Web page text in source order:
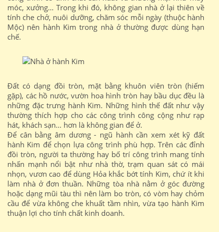
móc, xưởng… Trong khi đó, không gian nhà ở lại thiên về
tính che chở, nuôi dưỡng, chăm sóc mỗi ngày (thuộc hành
Mộc) nên hành Kim trong nhà ở thường được dùng hạn
chế.
Đất có dạng đồi tròn, mặt bằng khuôn viên tròn (hiếm
gặp), các hồ nước, vườn hoa hình tròn hay bầu dục đều là
những đặc trưng hành Kim. Những hình thế đất như vậy
thường thích hợp cho các công trình công cộng như rạp
hát, khách sạn… hơn là không gian để ở.
Để cân bằng âm dương - ngũ hành cần xem xét kỹ đất
hành Kim để chọn lựa công trình phù hợp. Trên các đỉnh
đồi tròn, người ta thường hay bố trí công trình mang tính
nhấn mạnh nổi bật như nhà thờ, trạm quan sát có mái
nhọn, vươn cao để dùng Hỏa khắc bớt tính Kim, chứ ít khi
làm nhà ở đơn thuần. Những tòa nhà nằm ở góc đường
hoặc dạng mũi tàu thì nên làm bo tròn, có vòm hay chỏm
cầu để vừa không che khuất tầm nhìn, vừa tạo hành Kim
thuận lợi cho tính chất kinh doanh.